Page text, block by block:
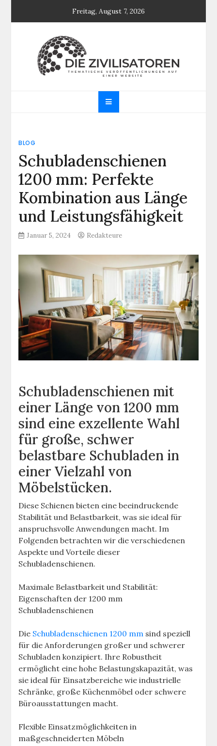
Freitag, August 7, 2026
Die Zivilisatoren
Website
BLOG
Schubladenschienen
1200 mm: Perfekte
Kombination aus Länge
und Leistungsfähigkeit
Januar 5, 2024 Redakteure
Schubladenschienen mit
einer Länge von 1200 mm
sind eine exzellente Wahl
für große, schwer
belastbare Schubladen in
einer Vielzahl von
Möbelstücken.
Diese Schienen bieten eine beeindruckende
Stabilität und Belastbarkeit, was sie ideal für
anspruchsvolle Anwendungen macht. Im
Folgenden betrachten wir die verschiedenen
Aspekte und Vorteile dieser
Schubladenschienen.
Maximale Belastbarkeit und Stabilität:
Eigenschaften der 1200 mm
Schubladenschienen
Die Schubladenschienen 1200 mm sind speziell
für die Anforderungen großer und schwerer
Schubladen konzipiert. Ihre Robustheit
ermöglicht eine hohe Belastungskapazität, was
sie ideal für Einsatzbereiche wie industrielle
Schränke, große Küchenmöbel oder schwere
Büroausstattungen macht.
Flexible Einsatzmöglichkeiten in
maßgeschneiderten Möbeln